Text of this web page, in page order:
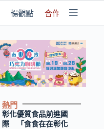
暢觀點 合作媒體
熱門
彰化優質食品前進國
際 「食食在在彰化